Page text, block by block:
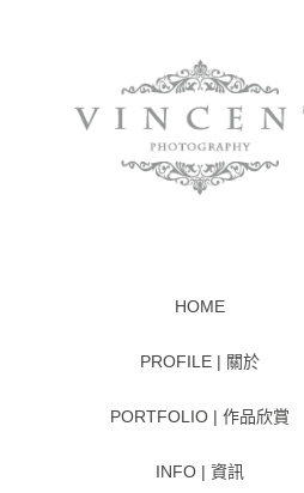
HOME
PROFILE | 關於
PORTFOLIO | 作品欣賞
INFO | 資訊